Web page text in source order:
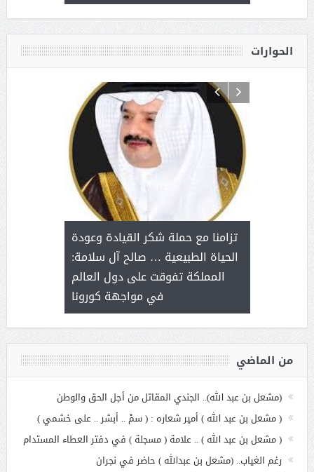
الحوارات
مع
بنت
تزامنا مع حملة شكر القيادة وعودة
الحياة الطبيعية … صالح آل سلامة:
المملكة تفوقت على دول العالم
في مواجهة كورونا
آل شرمه:
من الماضي
(مشعل بن عبد الله).. الجندي المقاتل من أجل الحق والوطن
( مشعل بن عبد الله ) أمير شعاره : ( سمْ .. أبشر .. على خشمي )
( مشعل بن عبد الله ) .. علامة ( مسجلة ) في دفتر العطاء المستدام
رغم الغياب.. (مشعل بن عبدالله ) حاضر في نجران